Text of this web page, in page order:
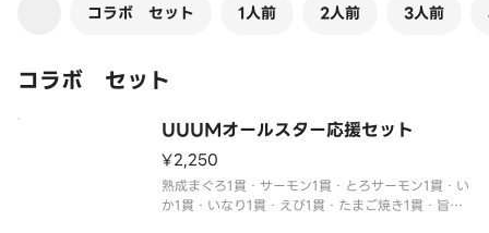
コラボ セット 1人前 2人前 3人前
コラボ セット
UUUMオールスター応援セット
¥2,250
熟成まぐろ1貫・サーモン1貫・とろサーモン1貫・い
か1貫・いなり1貫・えび1貫・たまご焼き1貫・旨だ